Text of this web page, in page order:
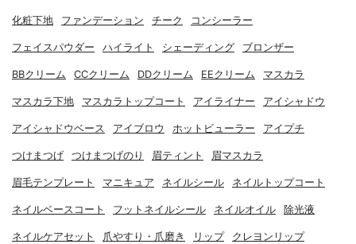
化粧下地 ファンデーション チーク コンシーラー
フェイスパウダー ハイライト シェーディング ブロンザー
BBクリーム CCクリーム DDクリーム EEクリーム マスカラ
マスカラ下地 マスカラトップコート アイライナー アイシャドウ
アイシャドウベース アイブロウ ホットビューラー アイプチ
つけまつげ つけまつげのり 眉ティント 眉マスカラ
眉毛テンプレート マニキュア ネイルシール ネイルトップコート
ネイルベースコート フットネイルシール ネイルオイル 除光液
ネイルケアセット 爪やすり・爪磨き リップ クレヨンリップ